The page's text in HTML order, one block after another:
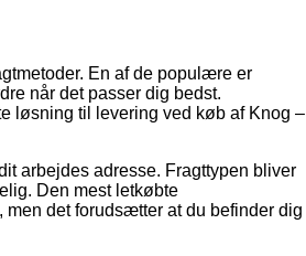
En af de populære er
når det passer dig bedst.
løsning til levering ved køb af Knog –
arbejdes adresse. Fragttypen bliver
Den mest letkøbte
det forudsætter at du befinder dig